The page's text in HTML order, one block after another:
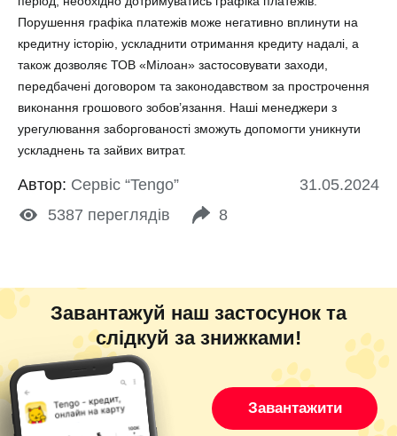
Порушення графіка платежів може негативно вплинути на
кредитну історію, ускладнити отримання кредиту надалі, а
також дозволяє ТОВ «Мілоан» застосовувати заходи,
передбачені договором та законодавством за прострочення
виконання грошового зобов’язання. Наші менеджери з
урегулювання заборгованості зможуть допомогти уникнути
ускладнень та зайвих витрат.
Автор: Сервіс “Tengo”
31.05.2024
5387 переглядів 8
Завантажуй наш застосунок та
слідкуй за знижками!
Завантажити